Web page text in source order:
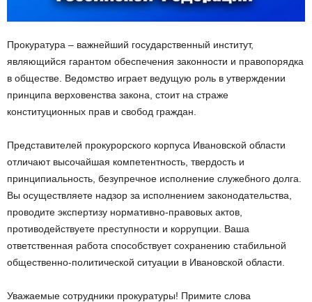
Прокуратура – важнейший государственный институт,
являющийся гарантом обеспечения законности и правопорядка
в обществе. Ведомство играет ведущую роль в утверждении
принципа верховенства закона, стоит на страже
конституционных прав и свобод граждан.
Представителей прокурорского корпуса Ивановской области
отличают высочайшая компетентность, твердость и
принципиальность, безупречное исполнение служебного долга.
Вы осуществляете надзор за исполнением законодательства,
проводите экспертизу нормативно-правовых актов,
противодействуете преступности и коррупции. Ваша
ответственная работа способствует сохранению стабильной
общественно-политической ситуации в Ивановской области.
Уважаемые сотрудники прокуратуры! Примите слова